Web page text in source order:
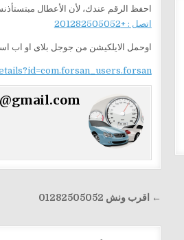
احفظ الرقم عندك، لأن الأعطال
اتصل : +201282505052
اوحمل الايلكيشن من جوجل بلاى او اب
تصفّح
← اقرب ونش 01282505052